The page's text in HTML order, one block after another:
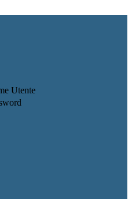
Utente